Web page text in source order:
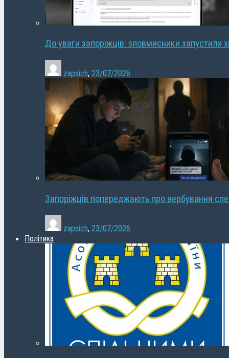
До уваги запоріжців: зловмисники запустили
zapsich, 23/07/2026
Запоріжців попереджають про вербування
zapsich, 23/07/2026
Політика